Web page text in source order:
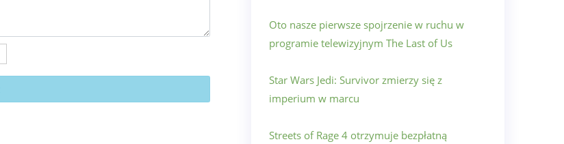
Oto nasze pierwsze spojrzenie w ruchu w
programie telewizyjnym The Last of Us
Star Wars Jedi: Survivor zmierzy się z
imperium w marcu
Streets of Rage 4 otrzymuje bezpłatną